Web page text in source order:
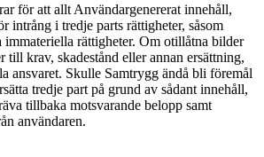
för att allt Användargenererat innehåll,
intrång i tredje parts rättigheter, såsom
immateriella rättigheter. Om otillåtna bilder
till krav, skadestånd eller annan ersättning,
ansvaret. Skulle Samtrygg ändå bli föremål
tredje part på grund av sådant innehåll,
tillbaka motsvarande belopp samt
användaren.